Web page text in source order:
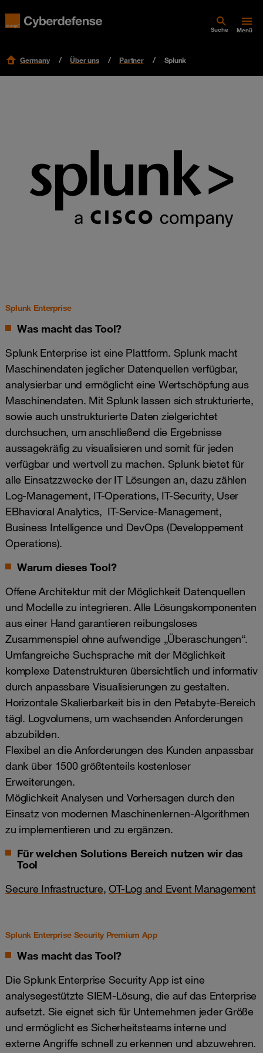
Suche Menü
Germany Über uns Partner Splunk
Splunk Enterprise
Was macht das Tool?
Splunk Enterprise ist eine Plattform. Splunk macht
Maschinendaten jeglicher Datenquellen verfügbar,
analysierbar und ermöglicht eine Wertschöpfung aus
Maschinendaten. Mit Splunk lassen sich strukturierte,
sowie auch unstrukturierte Daten zielgerichtet
durchsuchen, um anschließend die Ergebnisse
aussagekräfig zu visualisieren und somit für jeden
verfügbar und wertvoll zu machen. Splunk bietet für
alle Einsatzzwecke der IT Lösungen an, dazu zählen
Log-Management, IT-Operations, IT-Security, User
EBhavioral Analytics, IT-Service-Management,
Business Intelligence und DevOps (Developpement
Operations).
Warum dieses Tool?
Offene Architektur mit der Möglichkeit Datenquellen
und Modelle zu integrieren. Alle Lösungskomponenten
aus einer Hand garantieren reibungsloses
Zusammenspiel ohne aufwendige „Überaschungen“.
Umfangreiche Suchsprache mit der Möglichkeit
komplexe Datenstrukturen übersichtlich und informativ
durch anpassbare Visualisierungen zu gestalten.
Horizontale Skalierbarkeit bis in den Petabyte-Bereich
tägl. Logvolumens, um wachsenden Anforderungen
abzubilden.
Flexibel an die Anforderungen des Kunden anpassbar
dank über 1500 größtenteils kostenloser
Erweiterungen.
Möglichkeit Analysen und Vorhersagen durch den
Einsatz von modernen Maschinenlernen-Algorithmen
zu implementieren und zu ergänzen.
Für welchen Solutions Bereich nutzen wir das
Tool
Secure Infrastructure,OT-Log and Event Management
Splunk Enterprise Security Premium App
Was macht das Tool?
Die Splunk Enterprise Security App ist eine
analysegestützte SIEM-Lösung, die auf das Enterprise
aufsetzt. Sie eignet sich für Unternehmen jeder Größe
und ermöglicht es Sicherheitsteams interne und
externe Angriffe schnell zu erkennen und abzuwehren.